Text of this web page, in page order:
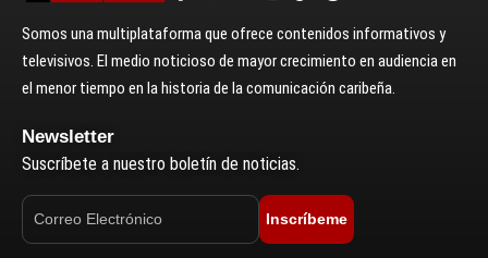
Somos una multiplataforma que ofrece contenidos informativos y
televisivos. El medio noticioso de mayor crecimiento en audiencia en
el menor tiempo en la historia de la comunicación caribeña.
Newsletter
Suscríbete a nuestro boletín de noticias.
Inscríbeme